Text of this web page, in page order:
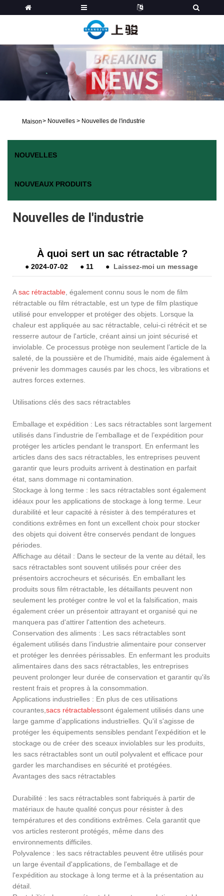
Maison> Nouvelles > Nouvelles de l'industrie
NOUVELLES
NOUVEAUX PRODUITS
Nouvelles de l'industrie
À quoi sert un sac rétractable ?
●2024-07-02 ● 11 ● Laissez-moi un message
Asac rétractable , également connu sous le nom de film
rétractable ou film rétractable, est un type de film plastique
utilisé pour envelopper et protéger des objets. Lorsque la
chaleur est appliquée au sac rétractable, celui-ci rétrécit et se
resserre autour de l'article, créant ainsi un joint sécurisé et
inviolable. Ce processus protège non seulement l’article de la
saleté, de la poussière et de l’humidité, mais aide également à
prévenir les dommages causés par les chocs, les vibrations et
autres forces externes.
Utilisations clés des sacs rétractables
Emballage et expédition : Les sacs rétractables sont largement
utilisés dans l’industrie de l’emballage et de l’expédition pour
protéger les articles pendant le transport. En enfermant les
articles dans des sacs rétractables, les entreprises peuvent
garantir que leurs produits arrivent à destination en parfait
état, sans dommage ni contamination.
Stockage à long terme : les sacs rétractables sont également
idéaux pour les applications de stockage à long terme. Leur
durabilité et leur capacité à résister à des températures et
conditions extrêmes en font un excellent choix pour stocker
des objets qui doivent être conservés pendant de longues
périodes.
Affichage au détail : Dans le secteur de la vente au détail, les
sacs rétractables sont souvent utilisés pour créer des
présentoirs accrocheurs et sécurisés. En emballant les
produits sous film rétractable, les détaillants peuvent non
seulement les protéger contre le vol et la falsification, mais
également créer un présentoir attrayant et organisé qui ne
manquera pas d'attirer l'attention des acheteurs.
Conservation des aliments : Les sacs rétractables sont
également utilisés dans l’industrie alimentaire pour conserver
et protéger les denrées périssables. En enfermant les produits
alimentaires dans des sacs rétractables, les entreprises
peuvent prolonger leur durée de conservation et garantir qu'ils
restent frais et propres à la consommation.
Applications industrielles : En plus de ces utilisations
courantes, sacs rétractablessont également utilisés dans une
large gamme d’applications industrielles. Qu'il s'agisse de
protéger les équipements sensibles pendant l'expédition et le
stockage ou de créer des sceaux inviolables sur les produits,
les sacs rétractables sont un outil polyvalent et efficace pour
garder les marchandises en sécurité et protégées.
Avantages des sacs rétractables
Durabilité : les sacs rétractables sont fabriqués à partir de
matériaux de haute qualité conçus pour résister à des
températures et des conditions extrêmes. Cela garantit que
vos articles resteront protégés, même dans des
environnements difficiles.
Polyvalence : les sacs rétractables peuvent être utilisés pour
un large éventail d'applications, de l'emballage et de
l'expédition au stockage à long terme et à la présentation au
détail.